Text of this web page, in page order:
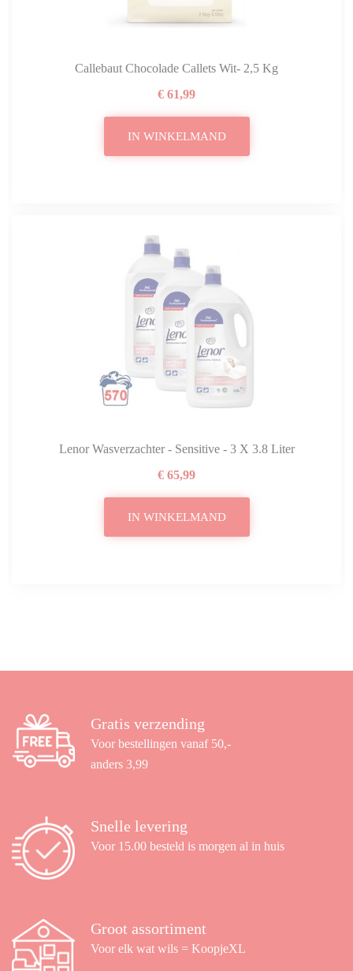
Callebaut Chocolade Callets Wit- 2,5 Kg
€ 61,99
IN WINKELMAND
Lenor Wasverzachter - Sensitive - 3 X 3.8 Liter
€ 65,99
IN WINKELMAND
Gratis verzending
Voor bestellingen vanaf 50,-
anders 3,99
Snelle levering
Voor 15.00 besteld is morgen al in huis
Groot assortiment
Voor elk wat wils = KoopjeXL